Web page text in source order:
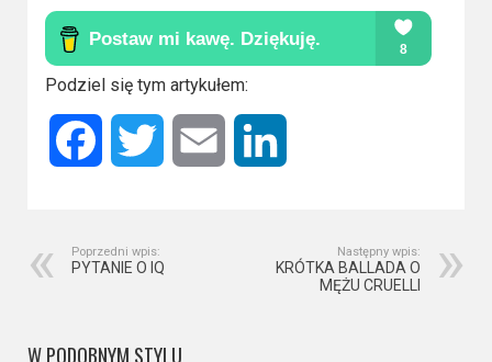
Komedie
Korea
Południowa
Filmy
faktach
Podziel się tym artykułem:
Facebook Twitter Email
Poprzedni wpis:
PYTANIE O IQ
Następny wpis:
KRÓTKA BALLADA O
MĘŻU CRUELLI
W PODOBNYM STYLU